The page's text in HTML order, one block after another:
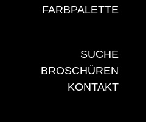
FARBPALETTE
SUCHE
BROSCHÜREN
KONTAKT